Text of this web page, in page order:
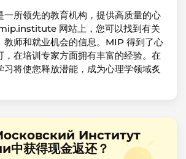
一所领先的教育机构，提供高质量的心
网站上，您可以找到有关
教师和就业机会的信息。MIP 得到了心
，在培训专家方面拥有丰富的经验。在
习将使您释放潜能，成为心理学领域炙
Институт
获得现金返还？